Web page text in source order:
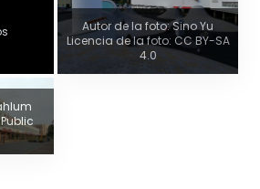
Autor de la foto: Sino Yu
Licencia de la foto: CC BY-SA
4.0